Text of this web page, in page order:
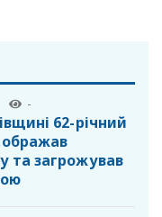
-
62-річний
ображав
та загрожував